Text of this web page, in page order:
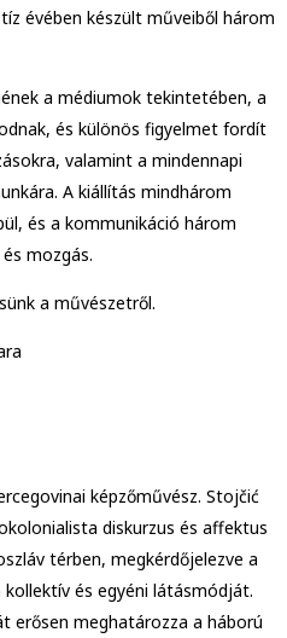
évében készült műveiből három
a médiumok tekintetében, a
és különös figyelmet fordít
valamint a mindennapi
A kiállítás mindhárom
és a kommunikáció három
mozgás.
a művészetről.
képzőművész. Stojčić
diskurzus és affektus
térben, megkérdőjelezve a
és egyéni látásmódját.
erősen meghatározza a háború